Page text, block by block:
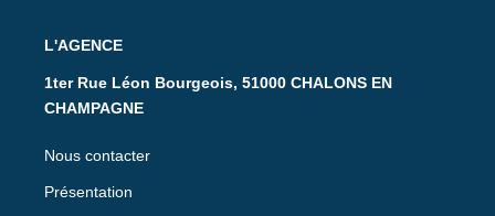
L'AGENCE
1ter Rue Léon Bourgeois, 51000 CHALONS EN
CHAMPAGNE
Nous contacter
Présentation